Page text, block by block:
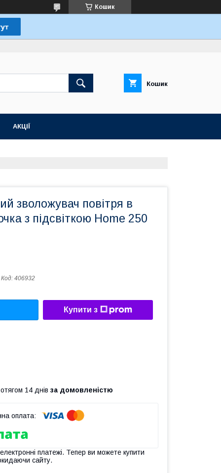
Кошик
Кошик
АКЦІЇ
зволожувач повітря в
з підсвіткою Home 250
Код: 406932
Купити з
14 днів за домовленістю
платежі. Тепер ви можете купити
сайту.